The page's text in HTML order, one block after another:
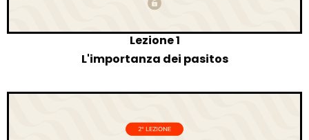
Lezione 1
L'importanza dei pasitos